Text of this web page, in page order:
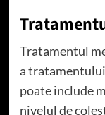
Tratamentul
a
poate include
nivelul de